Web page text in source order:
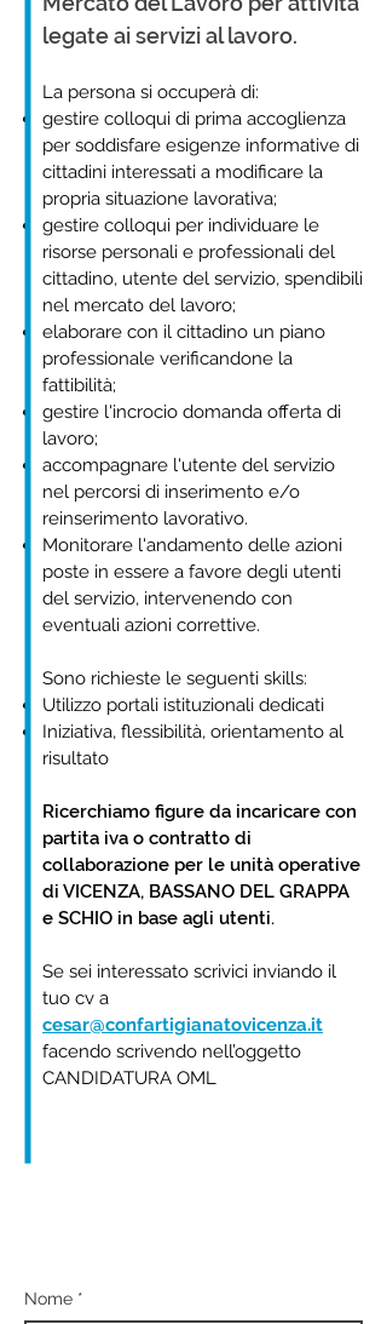
legate ai servizi al lavoro.
La persona si occuperà di:
gestire colloqui di prima accoglienza
per soddisfare esigenze informative di
cittadini interessati a modificare la
propria situazione lavorativa;
gestire colloqui per individuare le
risorse personali e professionali del
cittadino, utente del servizio, spendibili
nel mercato del lavoro;
elaborare con il cittadino un piano
professionale verificandone la
fattibilità;
gestire l'incrocio domanda offerta di
lavoro;
accompagnare l'utente del servizio
nel percorsi di inserimento e/o
reinserimento lavorativo.
Monitorare l'andamento delle azioni
poste in essere a favore degli utenti
del servizio, intervenendo con
eventuali azioni correttive.
Sono richieste le seguenti skills:
Utilizzo portali istituzionali dedicati
Iniziativa, flessibilità, orientamento al
risultato
Ricerchiamo figure da incaricare con
partita iva o contratto di
collaborazione per le unità operative
di VICENZA, BASSANO DEL GRAPPA
e SCHIO in base agli utenti.
Se sei interessato scrivici inviando il
tuo cv a
cesar@confartigianatovicenza.it
facendo scrivendo nell’oggetto
CANDIDATURA OML
Nome *